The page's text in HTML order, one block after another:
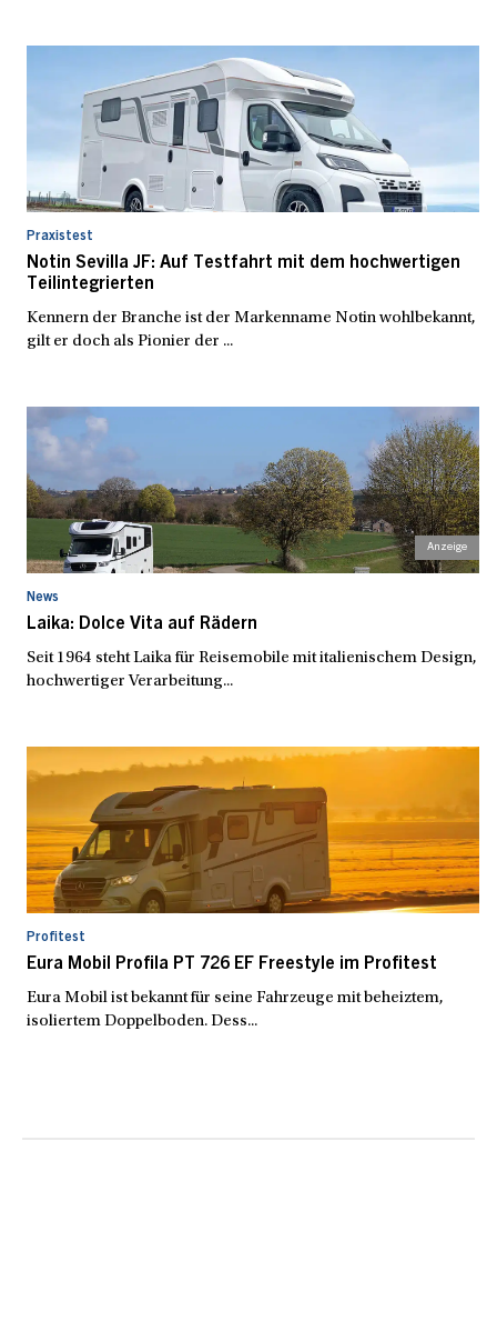
Praxistest
Notin Sevilla JF: Auf Testfahrt mit dem hochwertigen
Teilintegrierten
Kennern der Branche ist der Markenname Notin wohlbekannt,
gilt er doch als Pionier der ...
News
Laika: Dolce Vita auf Rädern
Seit 1964 steht Laika für Reisemobile mit italienischem Design,
hochwertiger Verarbeitung...
Profitest
Eura Mobil Profila PT 726 EF Freestyle im Profitest
Eura Mobil ist bekannt für seine Fahrzeuge mit beheiztem,
isoliertem Doppelboden. Dess...